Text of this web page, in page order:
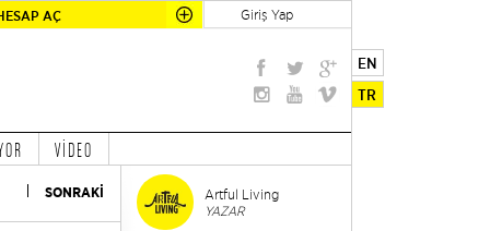
AÇ Giriş Yap
EN
TR
VİDEO
SONRAKİ Artful Living
YAZAR